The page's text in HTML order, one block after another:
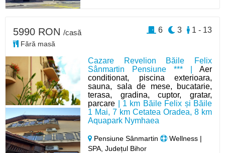
Cazare Revelion Băile Felix
Sânmartin Pensiune *** | Aer
conditionat, piscina exterioara,
sauna, sala de mese, bucatarie,
terasa, gradina, cuptor, gratar,
parcare | 1 km Băile Felix și Băile
1 Mai, 7 km Cetatea Oradea, 8 km
Aquapark Nymhaea
Pensiune Sânmartin
Wellness |
SPA, Județul Bihor
5990 RON /casă
Fără masă
1 - 13
3
6